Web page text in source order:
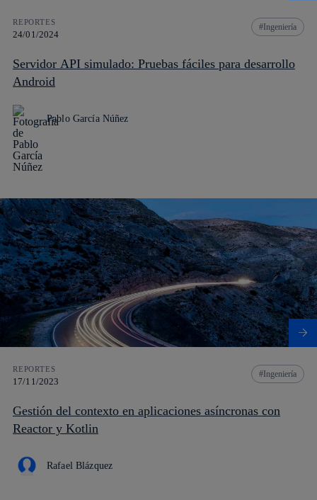
REPORTES
24/01/2024
Ingeniería
Servidor API simulado: Pruebas fáciles para desarrollo
Android
Pablo García Núñez
REPORTES
17/11/2023
Ingeniería
Gestión del contexto en aplicaciones asíncronas con
Reactor y Kotlin
Rafael Blázquez